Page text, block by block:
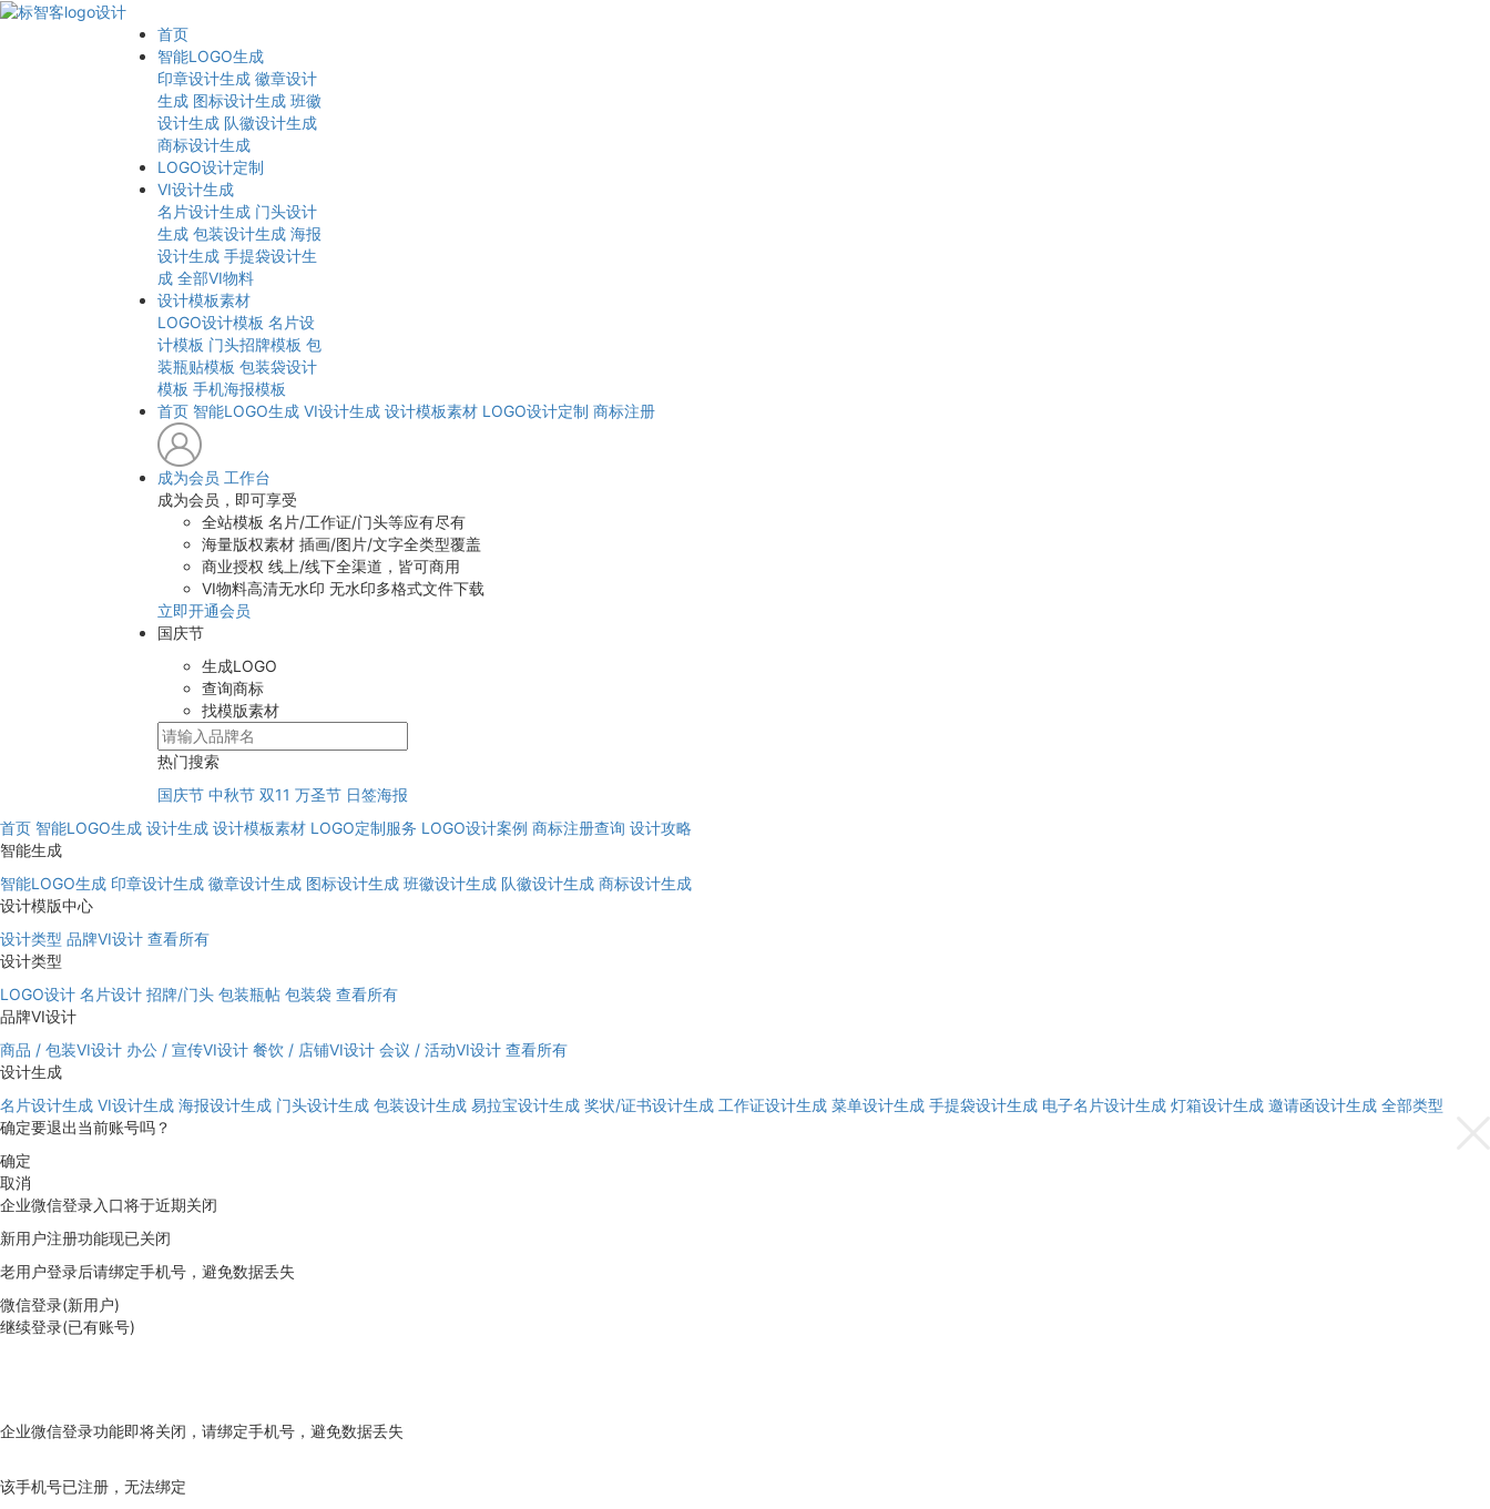
首页
智能LOGO生成
印章设计生成 徽章设计
生成 图标设计生成 班徽
设计生成 队徽设计生成
商标设计生成
LOGO设计定制
VI设计生成
名片设计生成 门头设计
生成 包装设计生成 海报
设计生成 手提袋设计生
成 全部VI物料
设计模板素材
LOGO设计模板 名片设
计模板 门头招牌模板 包
装瓶贴模板 包装袋设计
模板 手机海报模板
首页 智能LOGO生成 VI设计生成 设计模板素材 LOGO设计定制 商标注册
成为会员 工作台
成为会员，即可享受
全站模板 名片/工作证/门头等应有尽有
海量版权素材 插画/图片/文字全类型覆盖
商业授权 线上/线下全渠道，皆可商用
VI物料高清无水印 无水印多格式文件下载
立即开通会员
国庆节
生成LOGO
查询商标
找模版素材
热门搜索
国庆节 中秋节 双11 万圣节 日签海报
首页 智能LOGO生成 设计生成 设计模板素材 LOGO定制服务 LOGO设计案例 商标注册查询 设计攻略
智能生成
智能LOGO生成 印章设计生成 徽章设计生成 图标设计生成 班徽设计生成 队徽设计生成 商标设计生成
设计模版中心
设计类型 品牌VI设计 查看所有
设计类型
LOGO设计 名片设计 招牌/门头 包装瓶帖 包装袋 查看所有
品牌VI设计
商品 / 包装VI设计 办公 / 宣传VI设计 餐饮 / 店铺VI设计 会议 / 活动VI设计 查看所有
设计生成
名片设计生成 VI设计生成 海报设计生成 门头设计生成 包装设计生成 易拉宝设计生成 奖状/证书设计生成 工作证设计生成 菜单设计生成 手提袋设计生成 电子名片设计生成 灯箱设计生成 邀请函设计生成 全部类型
确定要退出当前账号吗？
确定
取消
企业微信登录入口将于近期关闭
新用户注册功能现已关闭
老用户登录后请绑定手机号，避免数据丢失
微信登录(新用户)
继续登录(已有账号)
企业微信登录功能即将关闭，请绑定手机号，避免数据丢失
该手机号已注册，无法绑定